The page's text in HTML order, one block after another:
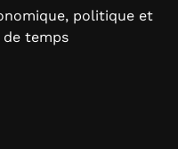
politique et
temps